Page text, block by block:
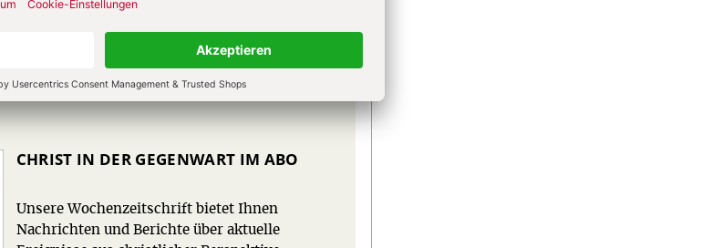
CHRIST IN DER GEGENWART IM ABO
Unsere Wochenzeitschrift bietet Ihnen
Nachrichten und Berichte über aktuelle